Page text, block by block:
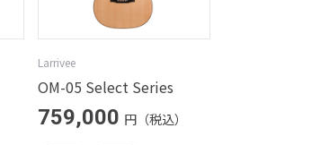
Larrivee
OM-05 Select Series
759,000 円（税込）